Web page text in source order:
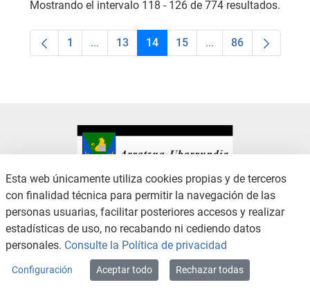
Mostrando el intervalo 118 - 126 de 774 resultados.
Página
1 ...Páginas intermedias Use TAB para
Página
13 Página
14 Página
15 ...PáginasPágina
86
CONTACTO
AVISO LEGAL
CANAL DE DENUNCIAS
POLÍTICA DE PRIVACIDAD
POLÍTICA DE COOKIES
ACCESIBILIDAD
Copyright © 2026 / Excmo. arratzua | Todos los derechos reservados.
Esta web únicamente utiliza cookies propias y de terceros
con finalidad técnica para permitir la navegación de las
personas usuarias, facilitar posteriores accesos y realizar
estadísticas de uso, no recabando ni cediendo datos
personales. Consulte la Política de privacidad
Configuración Aceptar todo Rechazar todas